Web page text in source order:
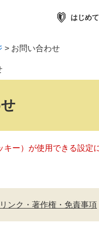
はじめ
> お問い合わせ
キー）が使用できる設
リンク・著作権・免責事項